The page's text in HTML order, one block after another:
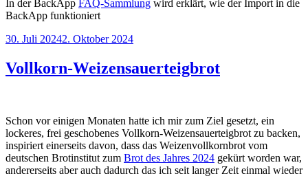
In der BackApp FAQ-Sammlung wird erklärt, wie der Import in die
BackApp funktioniert
Veröffentlicht
30. Juli 20242. Oktober 2024
Vollkorn-Weizensauerteigbrot
Schon vor einigen Monaten hatte ich mir zum Ziel gesetzt, ein
lockeres, frei geschobenes Vollkorn-Weizensauerteigbrot zu backen,
inspiriert einerseits davon, dass das Weizenvollkornbrot vom
deutschen Brotinstitut zum Brot des Jahres 2024 gekürt worden war,
andererseits aber auch dadurch das ich seit langer Zeit einmal wieder